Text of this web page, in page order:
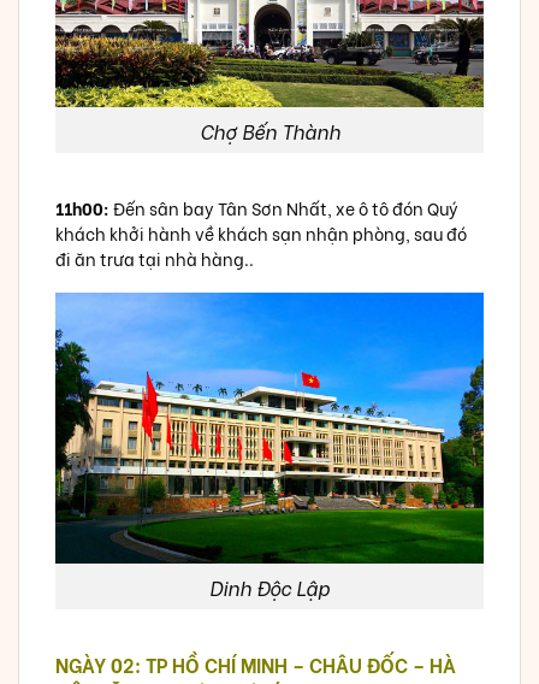
Chợ Bến Thành
11h00:Đến sân bay Tân Sơn Nhất, xe ô tô đón Quý
khách khởi hành về khách sạn nhận phòng, sau đó
đi ăn trưa tại nhà hàng..
Dinh Độc Lập
NGÀY 02: TP HỒ CHÍ MINH – CHÂU ĐỐC – HÀ